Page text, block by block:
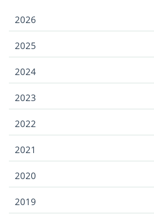
2026
2025
2024
2023
2022
2021
2020
2019